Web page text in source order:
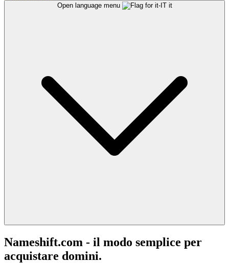
Open language menu it
Nameshift.com - il modo semplice per
acquistare domini.